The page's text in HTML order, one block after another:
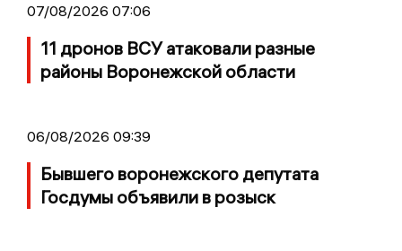
07/08/2026 07:06
11 дронов ВСУ атаковали разные
районы Воронежской области
06/08/2026 09:39
Бывшего воронежского депутата
Госдумы объявили в розыск